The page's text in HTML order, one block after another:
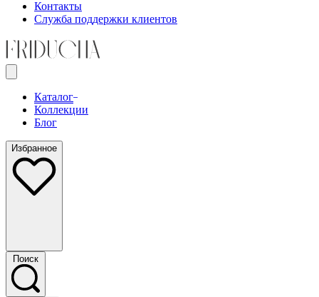
Контакты
Служба поддержки клиентов
Каталог
Коллекции
Блог
Избранное
Поиск